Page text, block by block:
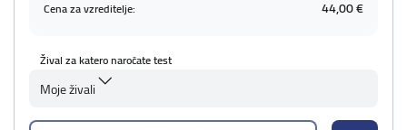
Cena za vzreditelje: 44,00 €
Žival za katero naročate test
Moje živali